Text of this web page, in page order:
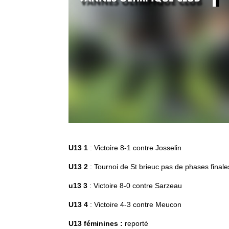
U13 1 : Victoire 8-1 contre Josselin
U13 2 : Tournoi de St brieuc pas de phases
u13 3 : Victoire 8-0 contre Sarzeau
U13 4 : Victoire 4-3 contre Meucon
U13 féminines : reporté